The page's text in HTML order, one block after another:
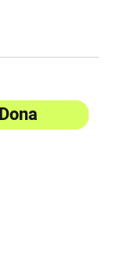
Dona